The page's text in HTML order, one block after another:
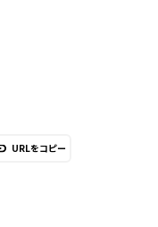
URLをコピー